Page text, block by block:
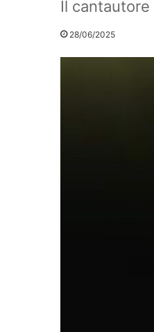
Il
28/06/2025